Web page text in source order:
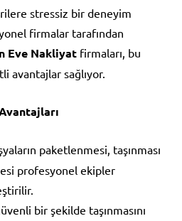
stressiz bir deneyim
firmalar tarafından
Eve Nakliyat firmaları, bu
avantajlar sağlıyor.
paketlenmesi, taşınması
profesyonel ekipler
bir şekilde taşınmasını